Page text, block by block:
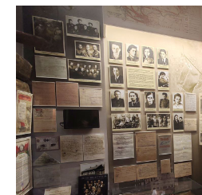
Важное на сайте
Сообщить о росте
цен
Ценообразование
на лекарственные
средства, изделия
медицинского
назначения и
медицинскую
технику